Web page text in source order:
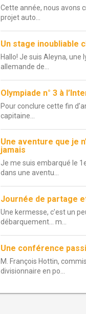
Cette année, nous avons
projet auto...
Un stage inoubliable
Hallo! Je suis Aleyna, une
allemande de...
Olympiade n° 3 à
Pour conclure cette fin
capitaine...
Une aventure que je
jamais
Je me suis embarqué le
dans une aventu...
Journée de partage
Une kermesse, c’est un
débarquement… m...
Une conférence
M. François Hottin,
divisionnaire en po...